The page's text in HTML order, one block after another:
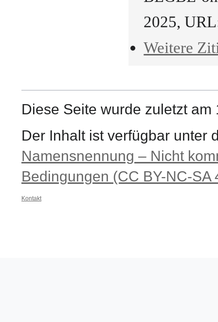
2025,
Weitere
Diese Seite wurde zuletzt
Der Inhalt ist verfügbar unter
Namensnennung – Nicht
Bedingungen (CC BY-NC-SA
Kontakt